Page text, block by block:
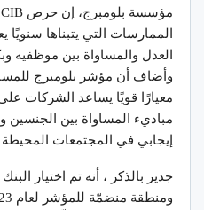
الممارسات التي يتبناها
العدل والمساواة بين موظفيه
معيارًا قويًا يساعد الشركات
مباديء المساواة بين الجنسين
إيجابي في المجتمعات المحيطة